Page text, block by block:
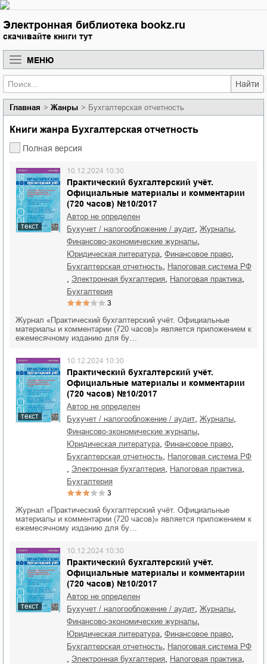
Электронная библиотека bookz.ru
скачивайте книги тут
МЕНЮ
Найти
Главная Жанры Бухгалтерская отчетность
Книги жанра Бухгалтерская отчетность
Полная версия
текст
Практический бухгалтерский учёт.
Официальные материалы и комментарии
(720 часов) №10/2017
10.12.2024 10:30
Автор не определен
бухучет / налогообложение / аудит
журналы
финансово-экономические журналы
юридическая литература финансовое право
бухгалтерская отчетность налоговая система РФ
электронная бухгалтерия налоговая практика
бухгалтерия
3
Журнал «Практический бухгалтерский учёт. Официальные
материалы и комментарии (720 часов)» является приложением к
ежемесячному изданию для бу…
текст
Практический бухгалтерский учёт.
Официальные материалы и комментарии
(720 часов) №10/2017
10.12.2024 10:30
Автор не определен
бухучет / налогообложение / аудит
журналы
финансово-экономические журналы
юридическая литература финансовое право
бухгалтерская отчетность налоговая система РФ
электронная бухгалтерия налоговая практика
бухгалтерия
3
Журнал «Практический бухгалтерский учёт. Официальные
материалы и комментарии (720 часов)» является приложением к
ежемесячному изданию для бу…
текст
Практический бухгалтерский учёт.
Официальные материалы и комментарии
(720 часов) №10/2017
10.12.2024 10:30
Автор не определен
бухучет / налогообложение / аудит
журналы
финансово-экономические журналы
юридическая литература финансовое право
бухгалтерская отчетность налоговая система РФ
электронная бухгалтерия налоговая практика